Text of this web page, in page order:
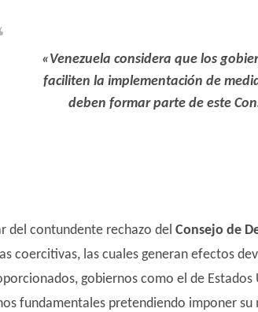
«Venezuela considera que los
faciliten la implementación de
deben formar parte de este
del contundente rechazo del Consejo de
coercitivas, las cuales generan efectos
gobiernos como el de Estados
fundamentales pretendiendo imponer